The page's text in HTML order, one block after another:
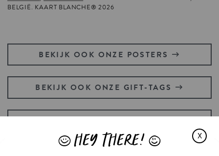
BELGIË. KAART BLANCHE® 2026
BEKIJK OOK ONZE POSTERS
BEKIJK OOK ONZE GIFT-TAGS
X
JHEY THERE! L